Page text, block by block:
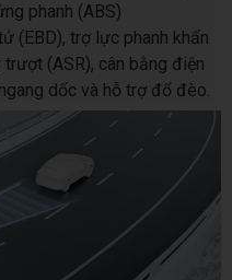
phanh (ABS)
(EBD), trợ lực phanh khẩn
(ASR), cân bằng điện
dốc và hỗ trợ đổ đèo.